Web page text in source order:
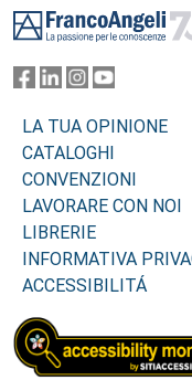
LA TUA OPINIONE
CATALOGHI
CONVENZIONI
LAVORARE CON NOI
LIBRERIE
INFORMATIVA
ACCESSIBILITÁ